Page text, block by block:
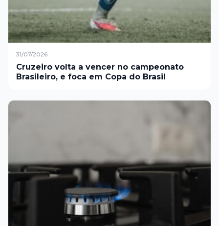
31/07/2026
Cruzeiro volta a vencer no campeonato
Brasileiro, e foca em Copa do Brasil